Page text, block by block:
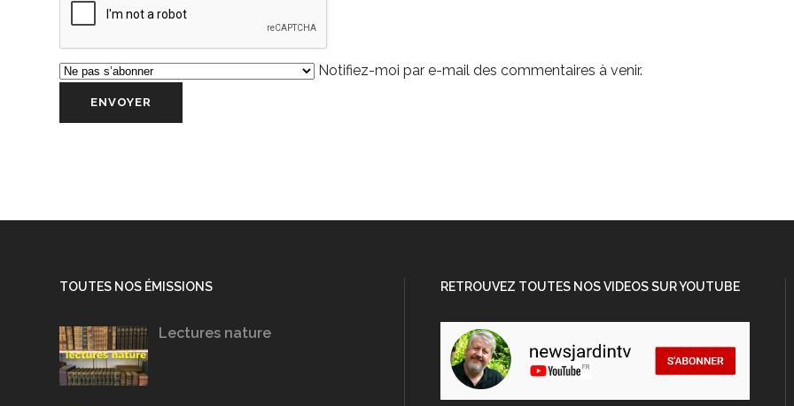
Notifiez-moi par e-mail des commentaires à venir.
TOUTES NOS ÉMISSIONS
Lectures nature
RETROUVEZ TOUTES NOS VIDEOS SUR YOUTUBE